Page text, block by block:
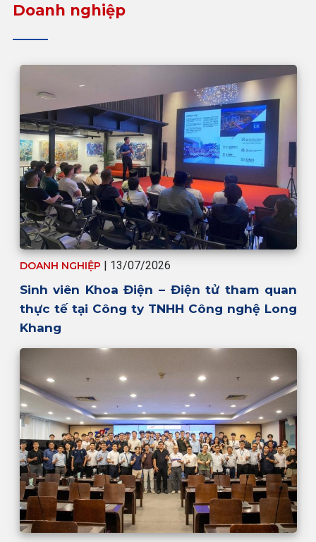
Doanh nghiệp
DOANH NGHIỆP | 13/07/2026
Sinh viên Khoa Điện – Điện tử tham quan
thực tế tại Công ty TNHH Công nghệ Long
Khang